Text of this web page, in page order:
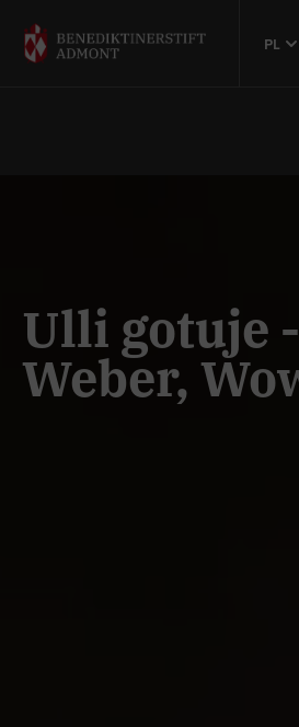
PL
Ulli gotuje
Weber,